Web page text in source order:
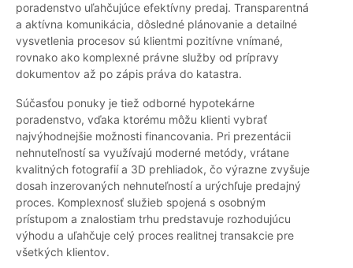
poradenstvo uľahčujúce efektívny predaj. Transparentná
a aktívna komunikácia, dôsledné plánovanie a detailné
vysvetlenia procesov sú klientmi pozitívne vnímané,
rovnako ako komplexné právne služby od prípravy
dokumentov až po zápis práva do katastra.
Súčasťou ponuky je tiež odborné hypotekárne
poradenstvo, vďaka ktorému môžu klienti vybrať
najvýhodnejšie možnosti financovania. Pri prezentácii
nehnuteľností sa využívajú moderné metódy, vrátane
kvalitných fotografií a 3D prehliadok, čo výrazne zvyšuje
dosah inzerovaných nehnuteľností a urýchľuje predajný
proces. Komplexnosť služieb spojená s osobným
prístupom a znalostiam trhu predstavuje rozhodujúcu
výhodu a uľahčuje celý proces realitnej transakcie pre
všetkých klientov.